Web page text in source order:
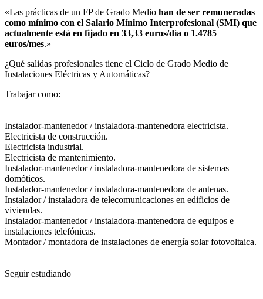
«Las prácticas de un FP de Grado Medio han de ser remuneradas
como mínimo con el Salario Mínimo Interprofesional (SMI) que
actualmente está en fijado en 33,33 euros/día o 1.4785
euros/mes.»
¿Qué salidas profesionales tiene el Ciclo de Grado Medio de
Instalaciones Eléctricas y Automáticas?​
Trabajar como:
Instalador-mantenedor / instaladora-mantenedora electricista.
Electricista de construcción.
Electricista industrial.
Electricista de mantenimiento.
Instalador-mantenedor / instaladora-mantenedora de sistemas
domóticos.
Instalador-mantenedor / instaladora-mantenedora de antenas.
Instalador / instaladora de telecomunicaciones en edificios de
viviendas.
Instalador-mantenedor / instaladora-mantenedora de equipos e
instalaciones telefónicas.
Montador / montadora de instalaciones de energía solar fotovoltaica.
Seguir estudiando